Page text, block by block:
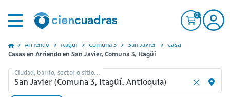
0
Arriendo Itagui Comuna 3 San Javier
Casa
Casas en Arriendo en San Javier, Comuna 3, Itagüí
Ciudad, barrio, sector o sitio...